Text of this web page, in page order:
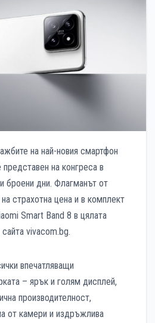
на най-новия смартфон
на конгреса в
броени дни. Флагманът от
страхотна цена и в комплект
Smart Band 8 в цялата
vivacom.bg.
впечатляващи
– ярък и голям дисплей,
производителност,
от камери и издръжлива